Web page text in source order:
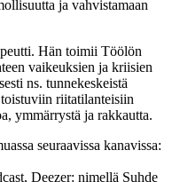
ja vahvistamaan
Hän toimii Töölön
vaikeuksien ja kriisien
ns. tunnekeskeistä
riitatilanteisiin
ymmärrystä ja rakkautta.
seuraavissa kanavissa:
Deezer: nimellä Suhde